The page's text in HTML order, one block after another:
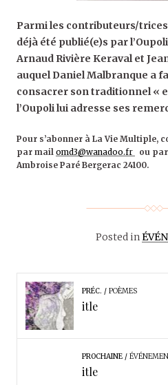
Parmi les contributeurs/
déjà été publié(e)s par
Arnaud Rivière Keraval et
auquel Daniel Malbranque a
consacrer son traditionnel «
l’Oupoli lui adresse ses
Pour s’abonner à La Vie Multiple,
par mail omd3@wanadoo.fr
ou
Ambroise Paré Bergerac 24100.
Posted in
PRÉC. POÈMES
itle
PROCHAINE
itle